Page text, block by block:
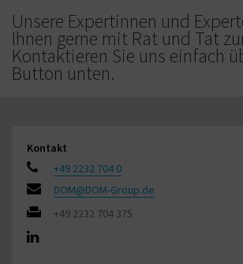
Unsere Expertinnen und
Ihnen gerne mit Rat und Tat
Kontaktieren Sie uns einfach
Button unten.
Kontakt
+49 2232 704 0
DOM@DOM-Group.de
+49 2232 704 375